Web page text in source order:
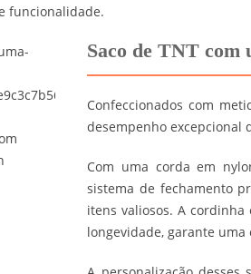
funcionalidade.
Saco de TNT com
Confeccionados com
desempenho excepcional
Com uma corda em
sistema de fechamento
itens valiosos. A
longevidade, garante